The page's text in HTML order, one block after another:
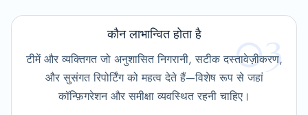
03
कौन लाभान्वित होता है
टीमें और व्यक्तिगत जो अनुशासित निगरानी, सटीक दस्तावेज़ीकरण,
और सुसंगत रिपोर्टिंग को महत्व देते हैं—विशेष रूप से जहां
कॉन्फ़िगरेशन और समीक्षा व्यवस्थित रहनी चाहिए।